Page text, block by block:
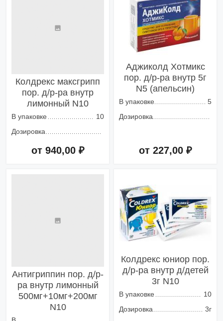
Колдрекс максгрипп
пор. д/р-ра внутр
лимонный N10
В упаковке
10
Дозировка
от 940,00 ₽
Аджиколд Хотмикс
пор. д/р-ра внутр 5г
N5 (апельсин)
В упаковке
5
Дозировка
от 227,00 ₽
Антигриппин пор. д/р-
ра внутр лимонный
500мг+10мг+200мг
N10
Колдрекс юниор пор.
д/р-ра внутр д/детей
3г N10
В упаковке
10
Дозировка
3г